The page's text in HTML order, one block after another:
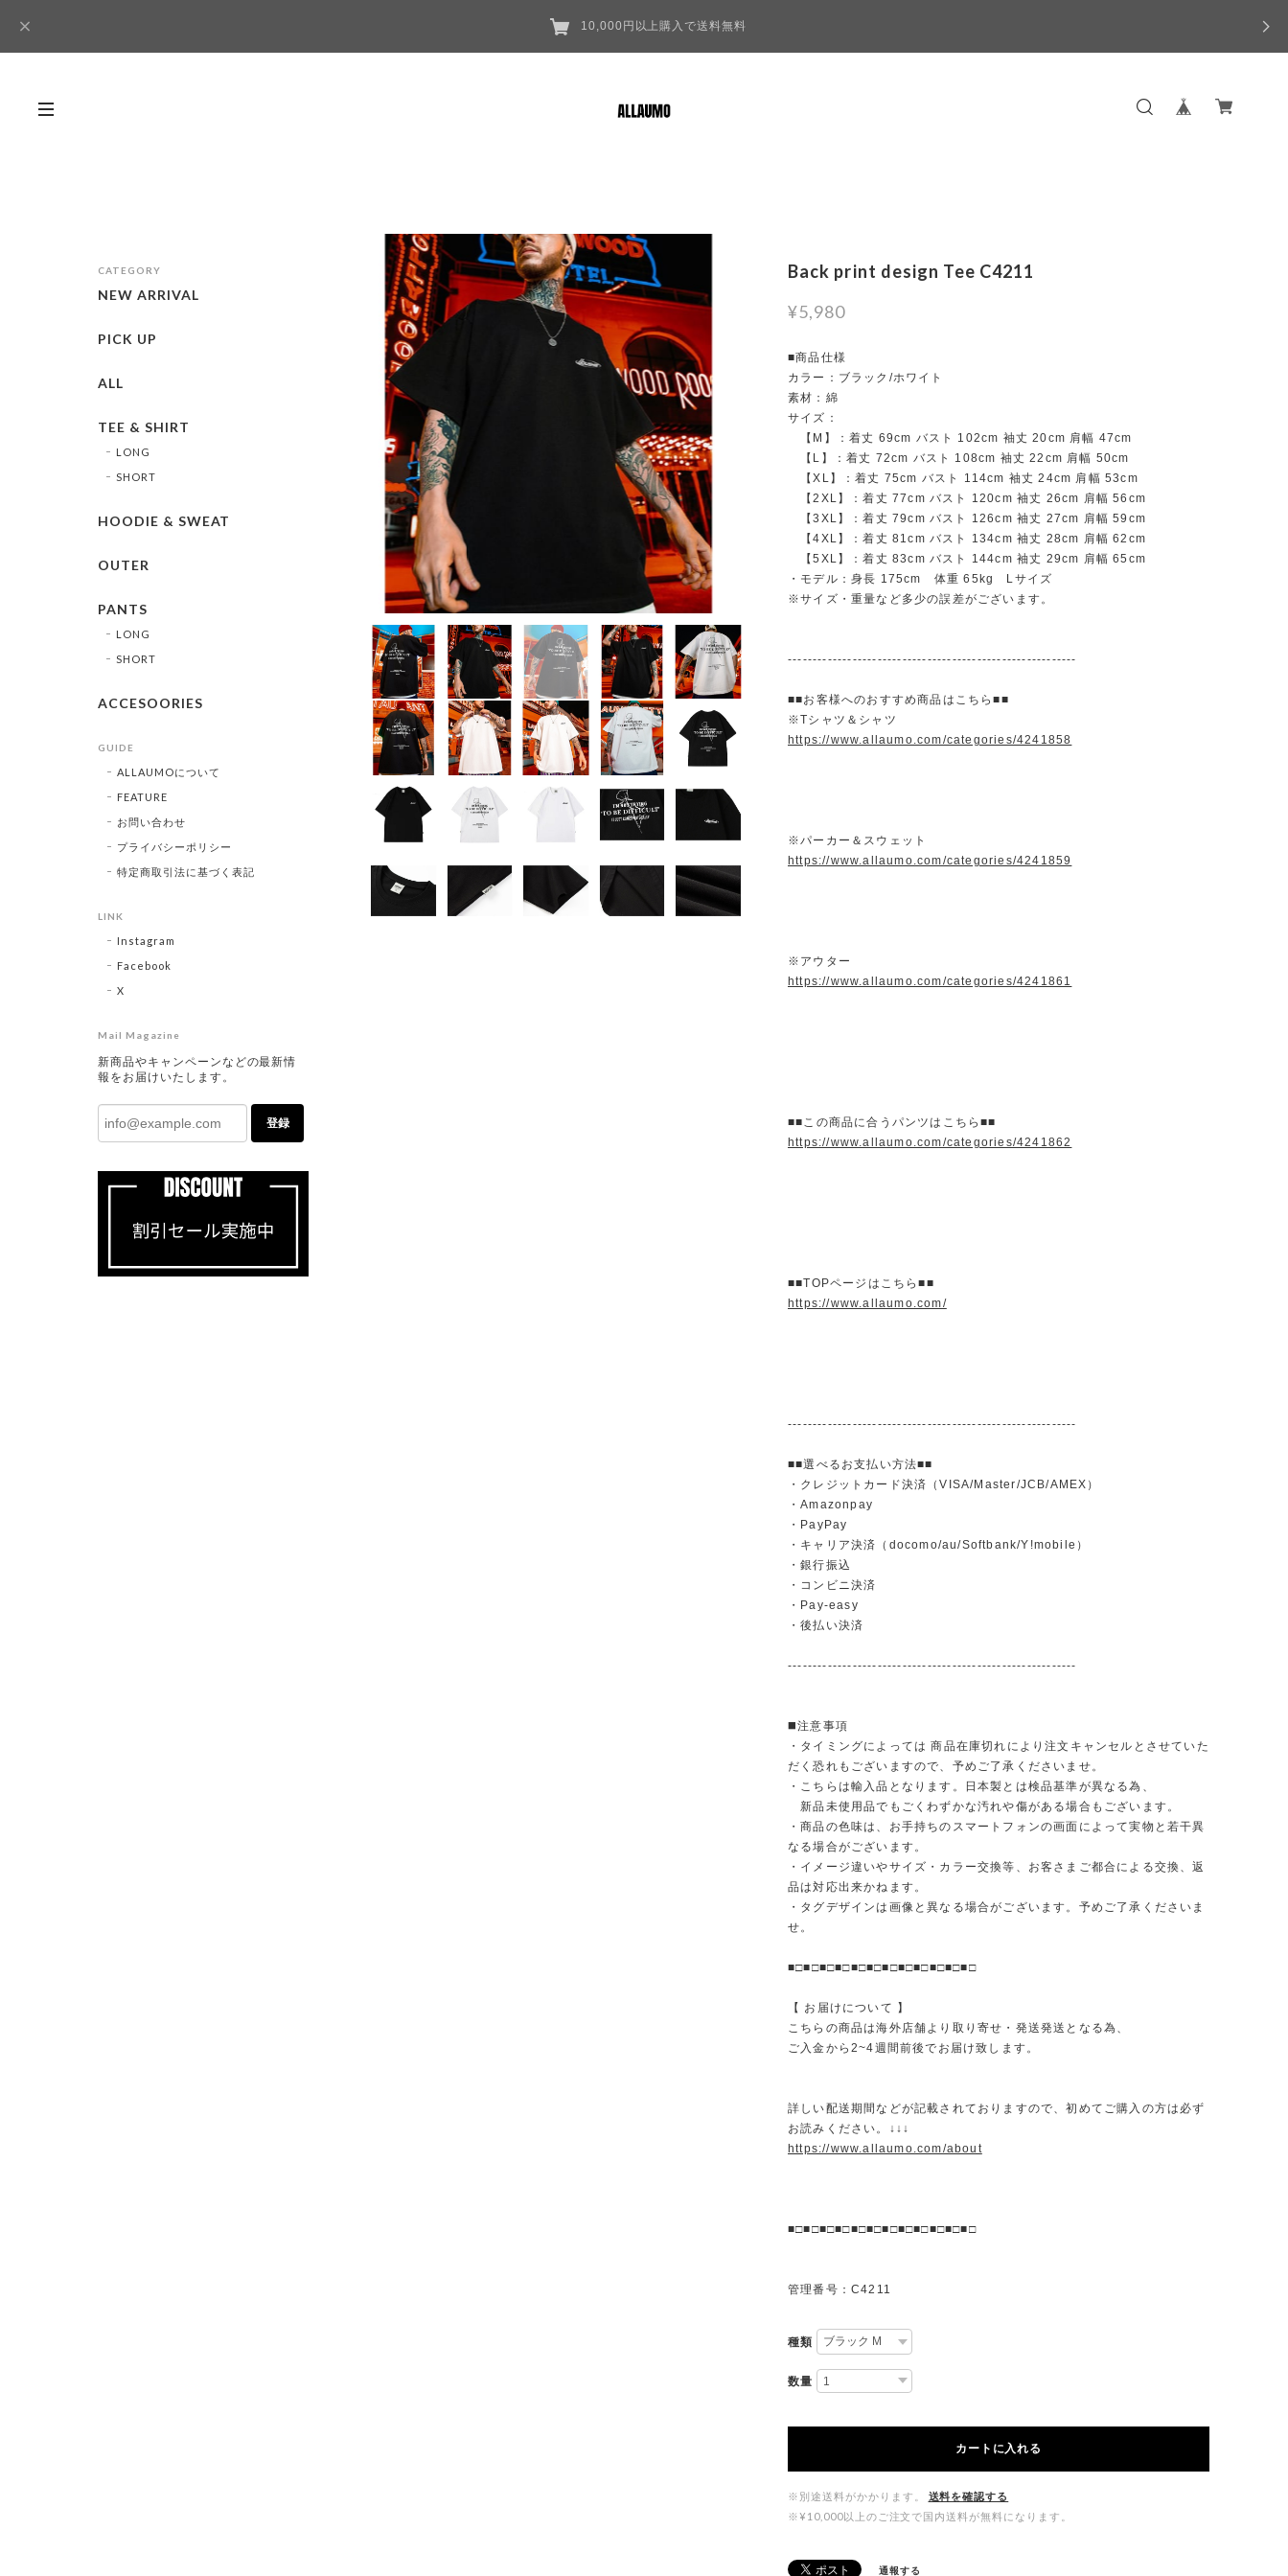
10,000円以上購入で送料無料
Back print design Tee C4211
¥5,980
■商品仕様
カラー：ブラック/ホワイト
素材：綿
サイズ：
【M】：着丈 69cm バスト 102cm 袖丈 20cm 肩幅 47cm
【L】：着丈 72cm バスト 108cm 袖丈 22cm 肩幅 50cm
【XL】：着丈 75cm バスト 114cm 袖丈 24cm 肩幅 53cm
【2XL】：着丈 77cm バスト 120cm 袖丈 26cm 肩幅 56cm
【3XL】：着丈 79cm バスト 126cm 袖丈 27cm 肩幅 59cm
【4XL】：着丈 81cm バスト 134cm 袖丈 28cm 肩幅 62cm
【5XL】：着丈 83cm バスト 144cm 袖丈 29cm 肩幅 65cm
・モデル：身長 175cm 体重 65kg Lサイズ
※サイズ・重量など多少の誤差がございます。
----------------------------------------------------------
■■お客様へのおすすめ商品はこちら■■
※Tシャツ＆シャツ
https://www.allaumo.com/categories/4241858
※パーカー＆スウェット
https://www.allaumo.com/categories/4241859
※アウター
https://www.allaumo.com/categories/4241861
■■この商品に合うパンツはこちら■■
https://www.allaumo.com/categories/4241862
■■TOPページはこちら■■
https://www.allaumo.com/
----------------------------------------------------------
■■選べるお支払い方法■■
・クレジットカード決済（VISA/Master/JCB/AMEX）
・Amazonpay
・PayPay
・キャリア決済（docomo/au/Softbank/Y!mobile）
・銀行振込
・コンビニ決済
・Pay-easy
・後払い決済
----------------------------------------------------------
◼️注意事項
・タイミングによっては 商品在庫切れにより注文キャンセルとさせていた
だく恐れもございますので、予めご了承くださいませ。
・こちらは輸入品となります。日本製とは検品基準が異なる為、
新品未使用品でもごくわずかな汚れや傷がある場合もございます。
・商品の色味は、お手持ちのスマートフォンの画面によって実物と若干異
なる場合がございます。
・イメージ違いやサイズ・カラー交換等、お客さまご都合による交換、返
品は対応出来かねます。
・タグデザインは画像と異なる場合がございます。予めご了承くださいま
せ。
■□■□■□■□■□■□■□■□■□■□■□■□
【 お届けについて 】
こちらの商品は海外店舗より取り寄せ・発送発送となる為、
ご入金から2~4週間前後でお届け致します。
詳しい配送期間などが記載されておりますので、初めてご購入の方は必ず
お読みください。↓↓↓
https://www.allaumo.com/about
■□■□■□■□■□■□■□■□■□■□■□■□
管理番号：C4211
種類
数量
カートに入れる
※別途送料がかかります。
送料を確認する
※¥10,000以上のご注文で国内送料が無料になります。
通報する
CATEGORY
NEW ARRIVAL
PICK UP
ALL
TEE & SHIRT
LONG
SHORT
HOODIE & SWEAT
OUTER
PANTS
LONG
SHORT
ACCESOORIES
GUIDE
ALLAUMOについて
FEATURE
お問い合わせ
プライバシーポリシー
特定商取引法に基づく表記
LINK
Instagram
Facebook
X
Mail Magazine
新商品やキャンペーンなどの最新情
報をお届けいたします。
登録